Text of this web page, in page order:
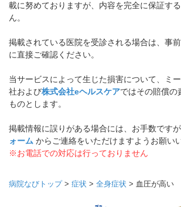
載に努めておりますが、内容を完全に保証す
ん。
掲載されている医院を受診される場合は、事
に直接ご確認ください。
当サービスによって生じた損害について、ミ
社および株式会社eヘルスケアではその賠償の
ものとします。
掲載情報に誤りがある場合には、お手数ですが
ォーム からご連絡をいただけますようお願い
※お電話での対応は行っておりません
病院なびトップ> 症状 > 全身症状 > 血圧が高い